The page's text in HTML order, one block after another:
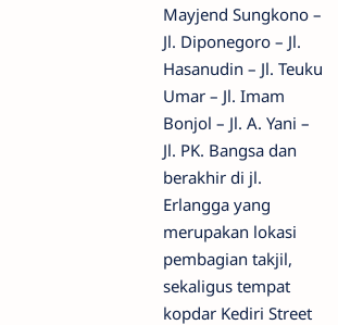
Mayjend Sungkono –
Jl. Diponegoro – Jl.
Hasanudin – Jl. Teuku
Umar – Jl. Imam
Bonjol – Jl. A. Yani –
Jl. PK. Bangsa dan
berakhir di jl.
Erlangga yang
merupakan lokasi
pembagian takjil,
sekaligus tempat
kopdar Kediri Street